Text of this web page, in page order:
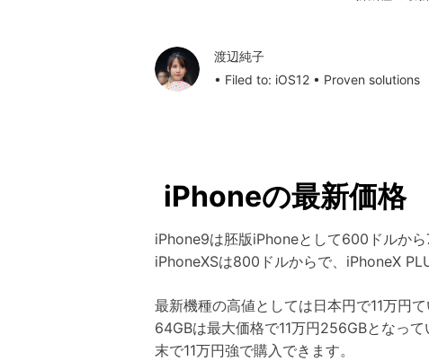
渡辺純子
• Filed to: iOS12 • Proven solutions
iPhoneの最新価格
iPhone9は胚版iPhoneとして600ドルか
iPhoneXSは800ドルからで、iPhoneX
最新機種の高値としては日本円で11万円
64GBは最大価格で11万円256GBとなっ
末で11万円強で購入できます。